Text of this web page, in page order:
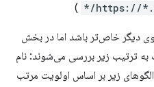
https://
)
دیگر خاص‌تر باشد اما در بخش
ترتیب زیر بررسی می‌شوند: نام
زیر بر اساس اولویت مرتب